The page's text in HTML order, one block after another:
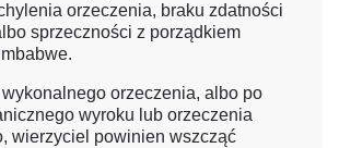
orzeczenia, braku zdatności
sprzeczności z porządkiem
orzeczenia, albo po
wyroku lub orzeczenia
wierzyciel powinien wszcząć